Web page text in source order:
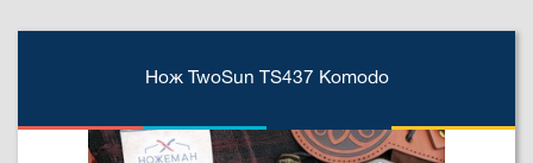
Нож TwoSun TS437 Komodo